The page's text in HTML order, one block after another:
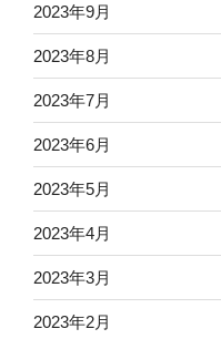
2023年9月
2023年8月
2023年7月
2023年6月
2023年5月
2023年4月
2023年3月
2023年2月